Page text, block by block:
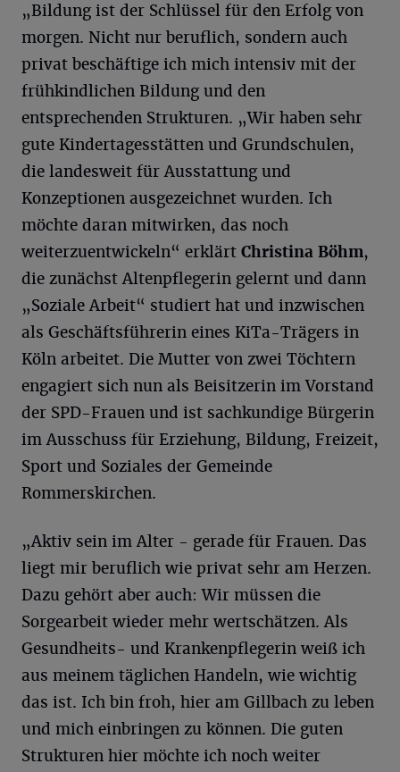
„Bildung ist der Schlüssel für den Erfolg von
morgen. Nicht nur beruflich, sondern auch
privat beschäftige ich mich intensiv mit der
frühkindlichen Bildung und den
entsprechenden Strukturen. „Wir haben sehr
gute Kindertagesstätten und Grundschulen,
die landesweit für Ausstattung und
Konzeptionen ausgezeichnet wurden. Ich
möchte daran mitwirken, das noch
weiterzuentwickeln“ erklärt Christina Böhm,
die zunächst Altenpflegerin gelernt und dann
„Soziale Arbeit“ studiert hat und inzwischen
als Geschäftsführerin eines KiTa-Trägers in
Köln arbeitet. Die Mutter von zwei Töchtern
engagiert sich nun als Beisitzerin im Vorstand
der SPD-Frauen und ist sachkundige Bürgerin
im Ausschuss für Erziehung, Bildung, Freizeit,
Sport und Soziales der Gemeinde
Rommerskirchen.
„Aktiv sein im Alter - gerade für Frauen. Das
liegt mir beruflich wie privat sehr am Herzen.
Dazu gehört aber auch: Wir müssen die
Sorgearbeit wieder mehr wertschätzen. Als
Gesundheits- und Krankenpflegerin weiß ich
aus meinem täglichen Handeln, wie wichtig
das ist. Ich bin froh, hier am Gillbach zu leben
und mich einbringen zu können. Die guten
Strukturen hier möchte ich noch weiter